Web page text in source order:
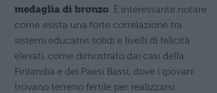
medaglia di bronzo. È interessante notare
come esista una forte correlazione tra
sistemi educativi solidi e livelli di felicità
elevati, come dimostrato dai casi della
Finlandia e dei Paesi Bassi, dove i giovani
trovano terreno fertile per realizzarsi